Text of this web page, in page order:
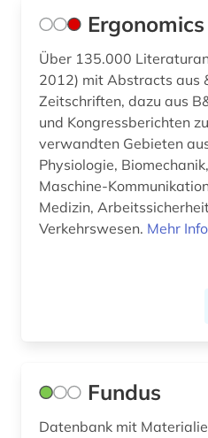
Über 135.000
2012) mit Abstracts aus
Zeitschriften, dazu aus
und Kongressberichten
verwandten Gebieten
Physiologie,
Maschine-
Medizin,
Verkehrswesen. Mehr
Fundus
Datenbank mit